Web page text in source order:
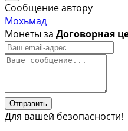
Сообщение автору
Мохьмад
Монеты за Договорная
Отправить
Для вашей безопасности!